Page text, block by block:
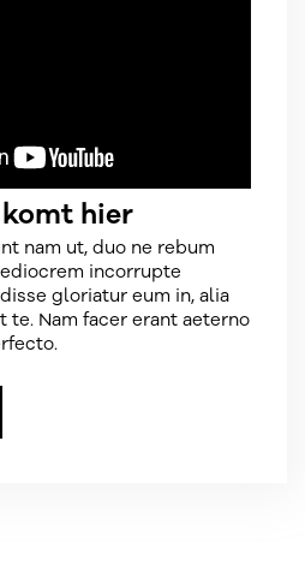
hier
nam ut, duo ne rebum
incorrupte
gloriatur eum in, alia
Nam facer erant aeterno